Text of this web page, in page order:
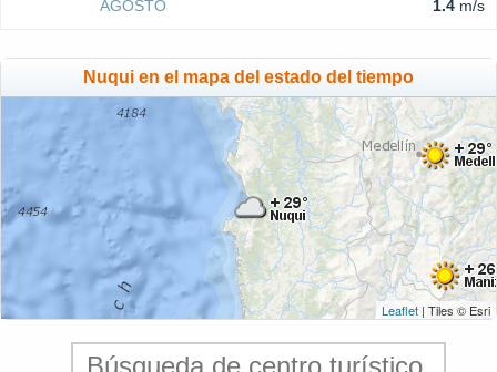
AGOSTO 1.4 m/s
Nuqui en el mapa del estado del tiempo
Leaflet | Tiles © Esri